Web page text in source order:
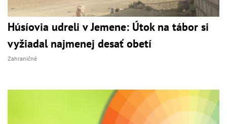
Húsíovia udreli v Jemene: Útok na tábor si
vyžiadal najmenej desať obetí
Zahraničné